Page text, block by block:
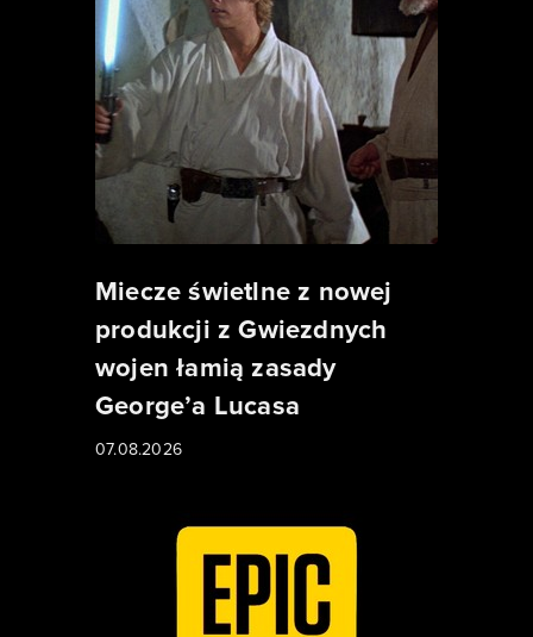
Miecze świetlne z nowej
produkcji z Gwiezdnych
wojen łamią zasady
George’a Lucasa
07.08.2026